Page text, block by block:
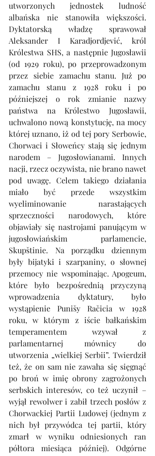
utworzonych jednostek ludność
albańska nie stanowiła większości.
Dyktatorską władzę sprawował
Aleksander I Karadjordjević, król
Królestwa SHS, a następnie Jugosławii
(od 1929 roku), po przeprowadzonym
przez siebie zamachu stanu. Już po
zamachu stanu z 1928 roku i po
późniejszej o rok zmianie nazwy
państwa na Królestwo Jugosławii,
uchwalono nową konstytucję, na mocy
której uznano, iż od tej pory Serbowie,
Chorwaci i Słoweńcy stają się jednym
narodem – Jugosłowianami. Innych
nacji, rzecz oczywista, nie brano nawet
pod uwagę. Celem takiego działania
miało być przede wszystkim
wyeliminowanie narastających
sprzeczności narodowych, które
objawiały się nastrojami panującym w
jugosłowiańskim parlamencie,
Skupštinie. Na porządku dziennym
były bijatyki i szarpaniny, o słownej
przemocy nie wspominając. Apogeum,
które było bezpośrednią przyczyną
wprowadzenia dyktatury, było
wystąpienie Punišy Račicia w 1928
roku, w którym z iście bałkańskim
temperamentem wzywał z
parlamentarnej mównicy do
utworzenia „wielkiej Serbii”. Twierdził
też, że on sam nie zawaha się sięgnąć
po broń w imię obrony zagrożonych
serbskich interesów, co też uczynił –
wyjął rewolwer i zabił trzech posłów z
Chorwackiej Partii Ludowej (jednym z
nich był przywódca tej partii, który
zmarł w wyniku odniesionych ran
półtora miesiąca później). Odgórne